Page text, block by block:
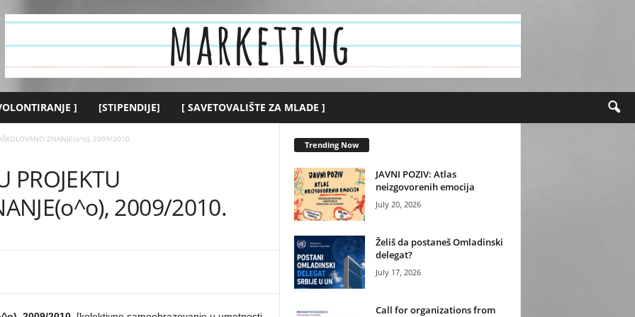
] [STIPENDIJE] [ SAVETOVALIŠTE ZA MLADE ]
ZNANJE(o^o), 2009/2010.
PROJEKTU
2009/2010.
Trending Now
JAVNI POZIV: Atlas
neizgovorenih emocija
July 20, 2026
Želiš da postaneš Omladinski
delegat?
July 17, 2026
Call for organizations from